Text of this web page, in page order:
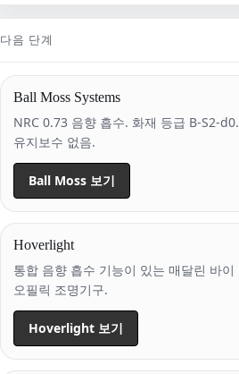
다음 단계
Ball Moss Systems
NRC 0.73 음향 흡수. 화재 등급 B-S2-d0.
유지보수 없음.
Ball Moss 보기
Hoverlight
통합 음향 흡수 기능이 있는 매달린 바이
오필릭 조명기구.
Hoverlight 보기